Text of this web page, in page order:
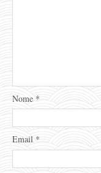
Nome *
Email *